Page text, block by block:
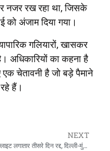
नजर रख रहा था, जिसके
को अंजाम दिया गया।
गलियारों, खासकर
अधिकारियों का कहना है
एक चेतावनी है जो बड़े पैमाने
हैं।
NEXT
चंडीगढ़ फ्लाइट लगातार तीसरे दिन रद्द, दिल्ली-मुंबई सहित कई उड़ानें घंटों लेट